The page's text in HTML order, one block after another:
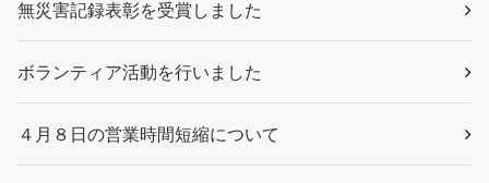
無災害記録表彰を受賞しました
ボランティア活動を行いました
４月８日の営業時間短縮について